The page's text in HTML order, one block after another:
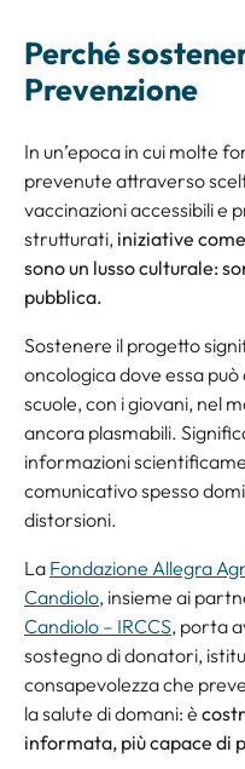
Perché
Prevenzione
In un’epoca in cui molte
prevenute attraverso
vaccinazioni accessibili e
strutturati, iniziative
sono un lusso culturale:
pubblica.
Sostenere il progetto
oncologica dove essa
scuole, con i giovani, nel
ancora plasmabili.
informazioni
comunicativo spesso
distorsioni.
La Fondazione Allegra
Candiolo, insieme ai
Candiolo – IRCCS, porta
sostegno di donatori,
consapevolezza che
la salute di domani: è
informata, più capace di